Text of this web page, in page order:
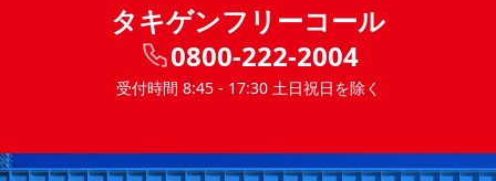
タキゲンフリーコール
0800-222-2004
受付時間 8:45 - 17:30 土日祝日を除く